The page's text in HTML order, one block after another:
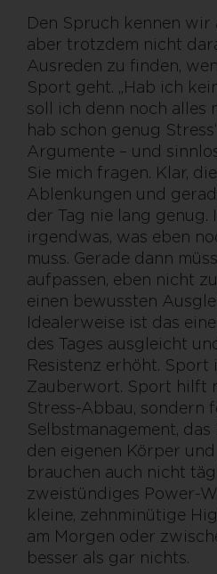
Den Spruch kennen wir
aber trotzdem nicht
Ausreden zu finden,
Sport geht. „Hab ich
soll ich denn noch alles
hab schon genug
Argumente – und
Sie mich fragen. Klar,
Ablenkungen und
der Tag nie lang genug.
irgendwas, was eben
muss. Gerade dann
aufpassen, eben nicht
einen bewussten
Idealerweise ist das
des Tages ausgleicht
Resistenz erhöht. Sport
Zauberwort. Sport hilft
Stress-Abbau, sondern
Selbstmanagement,
den eigenen Körper
brauchen auch nicht
zweistündiges Power-
kleine, zehnminütige
am Morgen oder
besser als gar nichts.